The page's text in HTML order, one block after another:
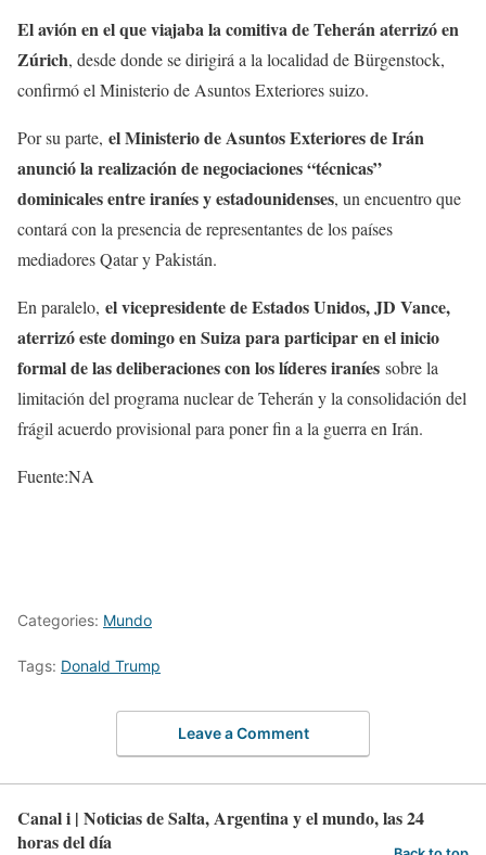
El avión en el que viajaba la comitiva de Teherán aterrizó en
Zúrich, desde donde se dirigirá a la localidad de Bürgenstock,
confirmó el Ministerio de Asuntos Exteriores suizo.
Por su parte, el Ministerio de Asuntos Exteriores de Irán
anunció la realización de negociaciones “técnicas”
dominicales entre iraníes y estadounidenses, un encuentro que
contará con la presencia de representantes de los países
mediadores Qatar y Pakistán.
En paralelo, el vicepresidente de Estados Unidos, JD Vance,
aterrizó este domingo en Suiza para participar en el inicio
formal de las deliberaciones con los líderes iraníes sobre la
limitación del programa nuclear de Teherán y la consolidación del
frágil acuerdo provisional para poner fin a la guerra en Irán.
Fuente:NA
Categories: Mundo
Tags: Donald Trump
Leave a Comment
Canal i | Noticias de Salta, Argentina y el mundo, las 24
horas del día